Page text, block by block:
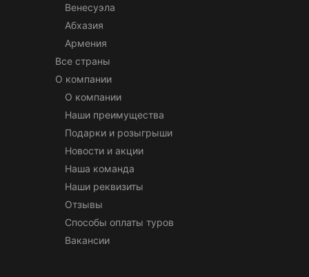
Венесуэла
Абхазия
Армения
Все страны
О компании
О компании
Наши преимущества
Подарки и розыгрыши
Новости и акции
Наша команда
Наши реквизиты
Отзывы
Способы оплаты туров
Вакансии